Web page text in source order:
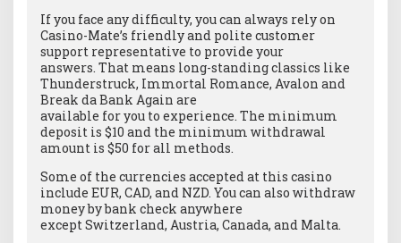
If you face any difficulty, you can always rely on
Casino-Mate’s friendly and polite customer
support representative to provide your
answers. That means long-standing classics like
Thunderstruck, Immortal Romance, Avalon and
Break da Bank Again are
available for you to experience. The minimum
deposit is $10 and the minimum withdrawal
amount is $50 for all methods.
Some of the currencies accepted at this casino
include EUR, CAD, and NZD. You can also withdraw
money by bank check anywhere
except Switzerland, Austria, Canada, and Malta.